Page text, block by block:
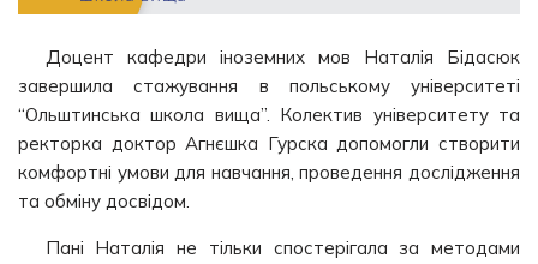
Доцент кафедри іноземних мов Наталія Бідасюк
завершила стажування в польському університеті
“Ольштинська школа вища”. Колектив університету та
ректорка доктор Агнєшка Гурска допомогли створити
комфортні умови для навчання, проведення дослідження
та обміну досвідом.
Пані Наталія не тільки спостерігала за методами